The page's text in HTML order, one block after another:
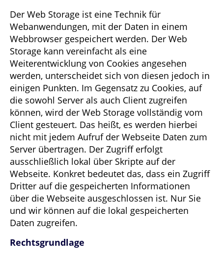
Der Web Storage ist eine Technik für
Webanwendungen, mit der Daten in einem
Webbrowser gespeichert werden. Der Web
Storage kann vereinfacht als eine
Weiterentwicklung von Cookies angesehen
werden, unterscheidet sich von diesen jedoch in
einigen Punkten. Im Gegensatz zu Cookies, auf
die sowohl Server als auch Client zugreifen
können, wird der Web Storage vollständig vom
Client gesteuert. Das heißt, es werden hierbei
nicht mit jedem Aufruf der Webseite Daten zum
Server übertragen. Der Zugriff erfolgt
ausschließlich lokal über Skripte auf der
Webseite. Konkret bedeutet das, dass ein Zugriff
Dritter auf die gespeicherten Informationen
über die Webseite ausgeschlossen ist. Nur Sie
und wir können auf die lokal gespeicherten
Daten zugreifen.
Rechtsgrundlage